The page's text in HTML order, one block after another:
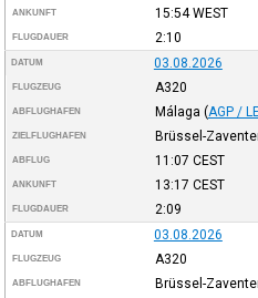
ANKUNFT 15:54WEST
FLUGDAUER 2:10
DATUM 03.08.2026
FLUGZEUG A320
ABFLUGHAFEN Málaga (AGP /
ZIELFLUGHAFEN Brüssel-
ABFLUG 11:07 CEST
ANKUNFT 13:17 CEST
FLUGDAUER 2:09
DATUM 03.08.2026
FLUGZEUG A320
ABFLUGHAFEN Brüssel-